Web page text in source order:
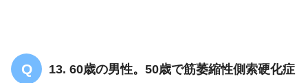
13. 60歳の男性。50歳で筋萎縮性側索硬化症